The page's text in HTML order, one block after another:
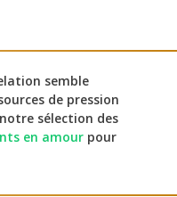
semble
de pression
sélection des
en amour pour